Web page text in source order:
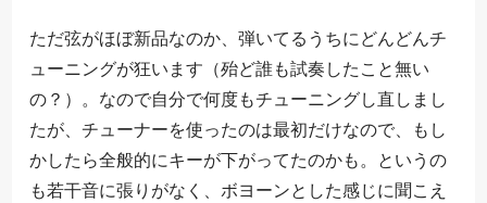
ただ弦がほぼ新品なのか、弾いてるうちにどんどんチ
ューニングが狂います（殆ど誰も試奏したこと無い
の？）。なので自分で何度もチューニングし直しまし
たが、チューナーを使ったのは最初だけなので、もし
かしたら全般的にキーが下がってたのかも。というの
も若干音に張りがなく、ボヨーンとした感じに聞こえ